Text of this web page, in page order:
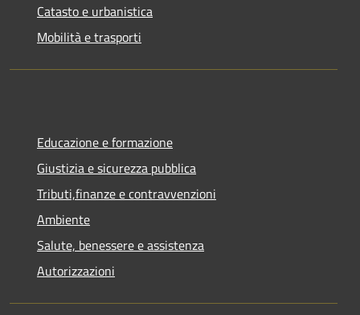
Catasto e urbanistica
Mobilità e trasporti
Educazione e formazione
Giustizia e sicurezza pubblica
Tributi,finanze e contravvenzioni
Ambiente
Salute, benessere e assistenza
Autorizzazioni